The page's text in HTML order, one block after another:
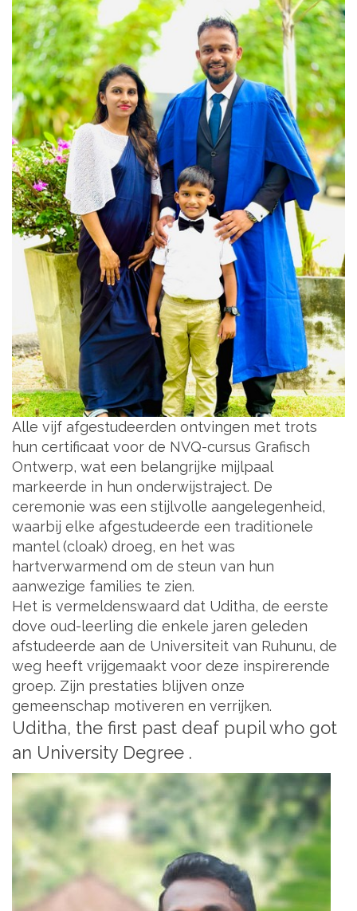
Alle vijf afgestudeerden ontvingen met trots
hun certificaat voor de NVQ-cursus Grafisch
Ontwerp, wat een belangrijke mijlpaal
markeerde in hun onderwijstraject. De
ceremonie was een stijlvolle aangelegenheid,
waarbij elke afgestudeerde een traditionele
mantel (cloak) droeg, en het was
hartverwarmend om de steun van hun
aanwezige families te zien.
Het is vermeldenswaard dat Uditha, de eerste
dove oud-leerling die enkele jaren geleden
afstudeerde aan de Universiteit van Ruhunu, de
weg heeft vrijgemaakt voor deze inspirerende
groep. Zijn prestaties blijven onze
gemeenschap motiveren en verrijken.
Uditha, the first past deaf pupil who got
an University Degree .